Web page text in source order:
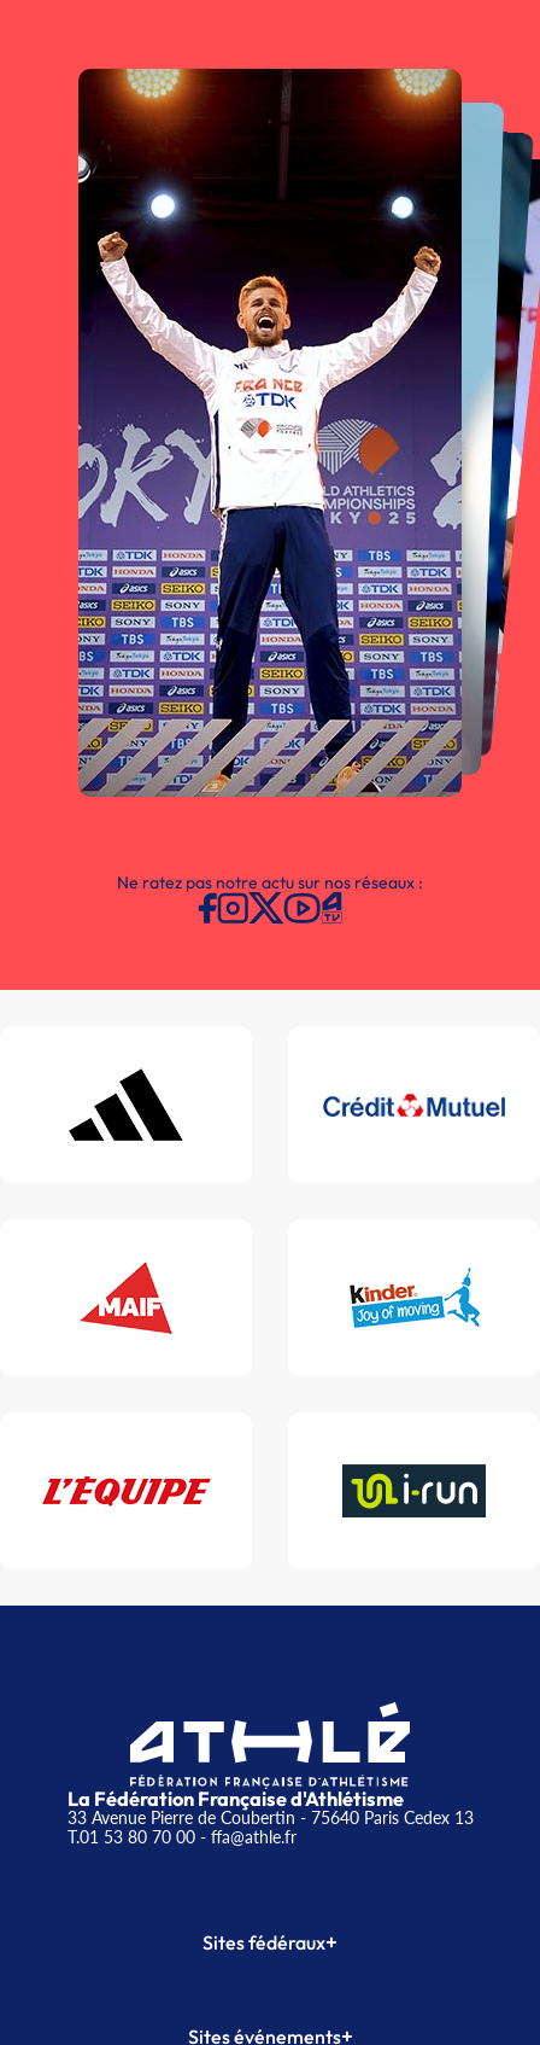
Ne ratez pas notre actu sur nos réseaux :
La Fédération Française d'Athlétisme
33 Avenue Pierre de Coubertin - 75640 Paris Cedex 13
T.01 53 80 70 00- ffa@athle.fr
Sites fédéraux+
Sites événements+